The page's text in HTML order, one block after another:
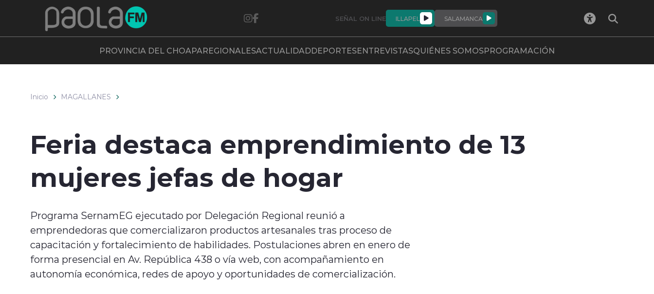
SEÑAL ON LINE ILLAPEL SALAMANCA
PROVINCIA DEL CHOAPAREGIONALESACTUALIDADDEPORTESENTREVISTASQUIÉNES SOMOSPROGRAMACIÓN
Inicio MAGALLANES
Feria destaca emprendimiento de 13
mujeres jefas de hogar
Programa SernamEG ejecutado por Delegación Regional reunió a
emprendedoras que comercializaron productos artesanales tras proceso de
capacitación y fortalecimiento de habilidades. Postulaciones abren en enero de
forma presencial en Av. República 438 o vía web, con acompañamiento en
autonomía económica, redes de apoyo y oportunidades de comercialización.